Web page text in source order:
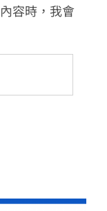
容時，我會